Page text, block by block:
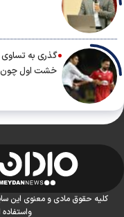
گذری به تساوی
خشت اول چون
کلیه حقوق مادی و معنوی این
واستفاده